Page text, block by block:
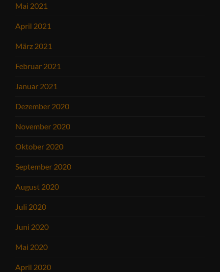
Mai 2021
April 2021
März 2021
Februar 2021
Januar 2021
Dezember 2020
November 2020
Oktober 2020
September 2020
August 2020
Juli 2020
Juni 2020
Mai 2020
April 2020